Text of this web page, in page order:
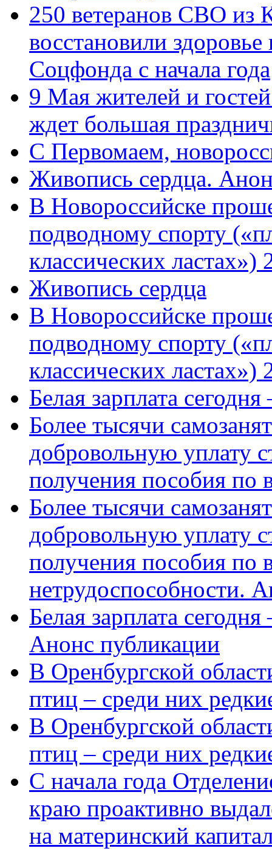
250 ветеранов СВО из
восстановили
Соцфонда с начала года
9 Мая жителей и
ждет большая
C Первомаем,
Живопись сердца.
В Новороссийске
подводному спорту
классических
Живопись сердца
В Новороссийске
подводному спорту
классических ластах»)
Белая зарплата
Более тысячи
добровольную уплату
получения пособия по
Более тысячи
добровольную уплату
получения пособия по
нетрудоспособности.
Белая зарплата
Анонс публикации
В Оренбургской
птиц – среди них
В Оренбургской
птиц – среди них
С начала года
краю проактивно
на материнский